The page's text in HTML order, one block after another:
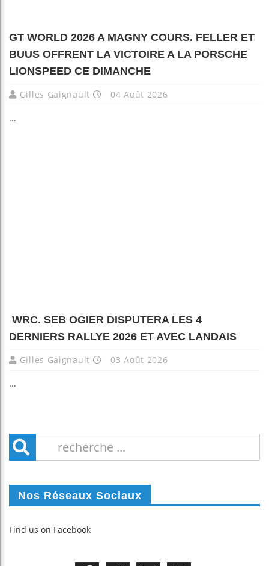
GT WORLD 2026 A MAGNY COURS. FELLER ET
BUUS OFFRENT LA VICTOIRE A LA PORSCHE
LIONSPEED CE DIMANCHE
Gilles Gaignault 04 Août 2026
...
WRC. SEB OGIER DISPUTERA LES 4
DERNIERS RALLYE 2026 ET AVEC LANDAIS
Gilles Gaignault 03 Août 2026
...
Nos Réseaux Sociaux
Find us on Facebook